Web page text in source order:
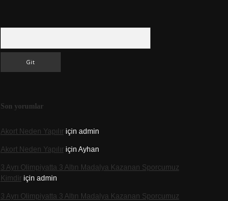
Son yorumlar
Akort Neden Yapılıriçin admin
Akort Neden Yapılıriçin Ayhan
3 Ayrı Olimpiyatta 3 Altın Madalya Kazanan Sporcumuz
Kimdiriçin admin
3 Ayrı Olimpiyatta 3 Altın Madalya Kazanan Sporcumuz